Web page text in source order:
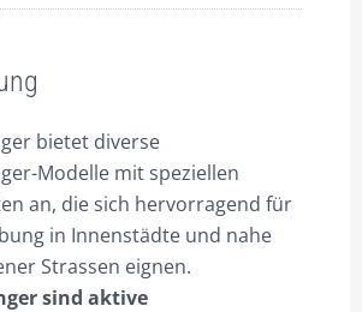
bietet diverse
Modelle mit speziellen
an, die sich hervorragend für
in Innenstädte und nahe
Strassen eignen.
sind aktive